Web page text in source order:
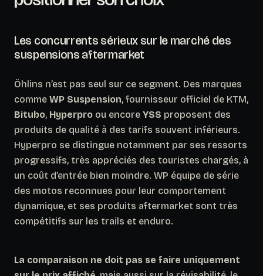
Les concurrents sérieux sur le marché des
suspensions aftermarket
Öhlins n’est pas seul sur ce segment. Des marques
comme WP Suspension, fournisseur officiel de KTM,
Bitubo, Hyperpro ou encore YSS proposent des
produits de qualité à des tarifs souvent inférieurs.
Hyperpro se distingue notamment par ses ressorts
progressifs, très appréciés des touristes chargés, à
un coût d’entrée bien moindre. WP équipe de série
des motos reconnues pour leur comportement
dynamique, et ses produits aftermarket sont très
compétitifs sur les trails et enduro.
La comparaison ne doit pas se faire uniquement